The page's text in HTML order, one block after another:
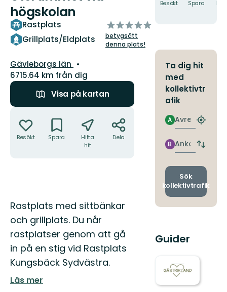
högskolan
Rastplats
Grillplats/Eldplats
av
5
stjärnor
betygsätt
denna plats!
Län:
Gävleborgs län
6715.64 km från dig
Visa på kartan
Besökt Spara
Hitta
hit
Dela
Beskrivning
Rastplats med sittbänkar
och grillplats. Du når
rastplatser genom att gå
in på en stig vid Rastplats
Kungsbäck Sydvästra.
Läs mer
Besökt Spara
Ta dig hit
med
kollektivtr
afik
Avresa
A
Hitta
Ankomst
B
Byt
och
Sök
kollektivtrafik
Guider